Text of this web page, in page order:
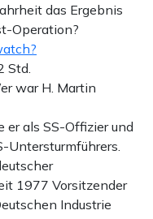
das Ergebnis
Operation?
Std.
war H. Martin
als SS-Offizier und
Untersturmführers.
1977 Vorsitzender
Industrie